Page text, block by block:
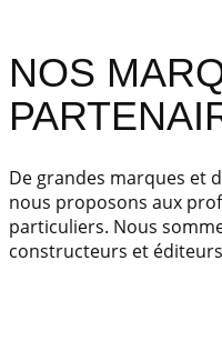
NOS
De grandes marques et
nous proposons aux
particuliers. Nous
constructeurs et